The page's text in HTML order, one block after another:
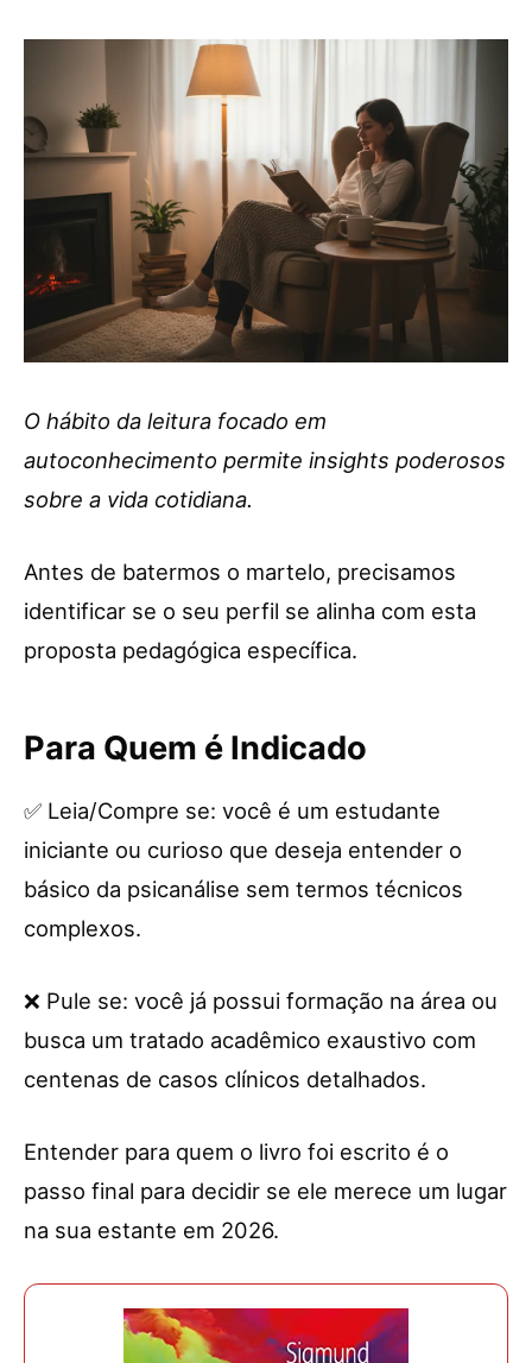
O hábito da leitura focado em
autoconhecimento permite insights poderosos
sobre a vida cotidiana.
Antes de batermos o martelo, precisamos
identificar se o seu perfil se alinha com esta
proposta pedagógica específica.
Para Quem é Indicado
✅ Leia/Compre se: você é um estudante
iniciante ou curioso que deseja entender o
básico da psicanálise sem termos técnicos
complexos.
❌ Pule se: você já possui formação na área ou
busca um tratado acadêmico exaustivo com
centenas de casos clínicos detalhados.
Entender para quem o livro foi escrito é o
passo final para decidir se ele merece um lugar
na sua estante em 2026.